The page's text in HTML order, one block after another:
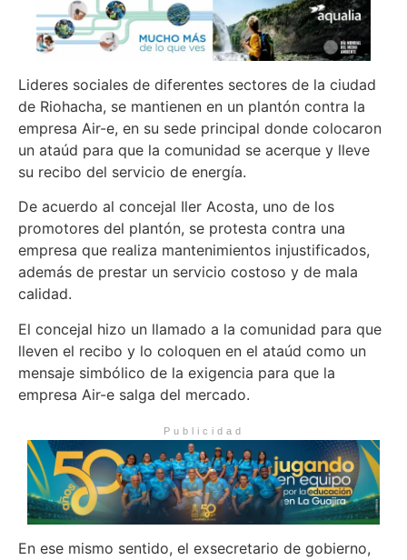
Lideres sociales de diferentes sectores de la ciudad
de Riohacha, se mantienen en un plantón contra la
empresa Air-e, en su sede principal donde colocaron
un ataúd para que la comunidad se acerque y lleve
su recibo del servicio de energía.
De acuerdo al concejal Iler Acosta, uno de los
promotores del plantón, se protesta contra una
empresa que realiza mantenimientos injustificados,
además de prestar un servicio costoso y de mala
calidad.
El concejal hizo un llamado a la comunidad para que
lleven el recibo y lo coloquen en el ataúd como un
mensaje simbólico de la exigencia para que la
empresa Air-e salga del mercado.
Publicidad
En ese mismo sentido, el exsecretario de gobierno,